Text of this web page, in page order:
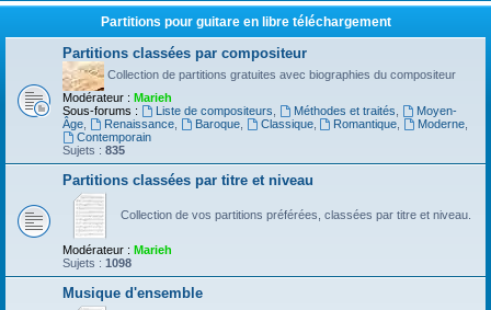
Partitions pour guitare en libre téléchargement
Partitions classées par compositeur
Collection de partitions gratuites avec biographies du compositeur
Modérateur : Marieh
Sous-forums :
Liste de compositeurs Méthodes et traités
Moyen-
Âge
Renaissance, Baroque, Classique, Romantique Moderne
Contemporain
Sujets : 835
Partitions classées par titre et niveau
Collection de vos partitions préférées, classées par titre et niveau.
Modérateur : Marieh
Sujets : 1098
Musique d'ensemble